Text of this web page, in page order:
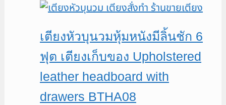
เตียงหัวบุนวมหุ้มหนังมีลิ้นชัก 6
ฟุต เตียงเก็บของ Upholstered
leather headboard with
drawers BTHA08